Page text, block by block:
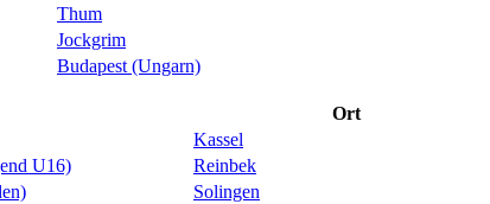
Thum
Jockgrim
Budapest (Ungarn)
Ort
Kassel
U16)
Reinbek
Solingen